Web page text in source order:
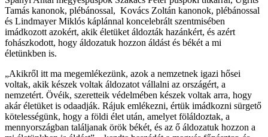
Tamás kanonok, plébánossal, Kovács Zoltán kanonok, plébánossal
és Lindmayer Miklós káplánnal koncelebrált szentmisében
imádkozott azokért, akik életüket áldozták hazánkért, és azért
fohászkodott, hogy áldozatuk hozzon áldást és békét a mi
életünkben is.
„Akikről itt ma megemlékezünk, azok a nemzetnek igazi hősei
voltak, akik készek voltak áldozatot vállalni az országért, a
nemzetért. Övéik, szeretteik védelmében készek voltak arra, hogy
akár életüket is odaadják. Rájuk emlékezni, értük imádkozni sürgető
kötelességünk, hogy a földi élet után, amelyet föláldoztak, a
mennyországban találjanak örök békét, és az ő áldozatuk hozzon a